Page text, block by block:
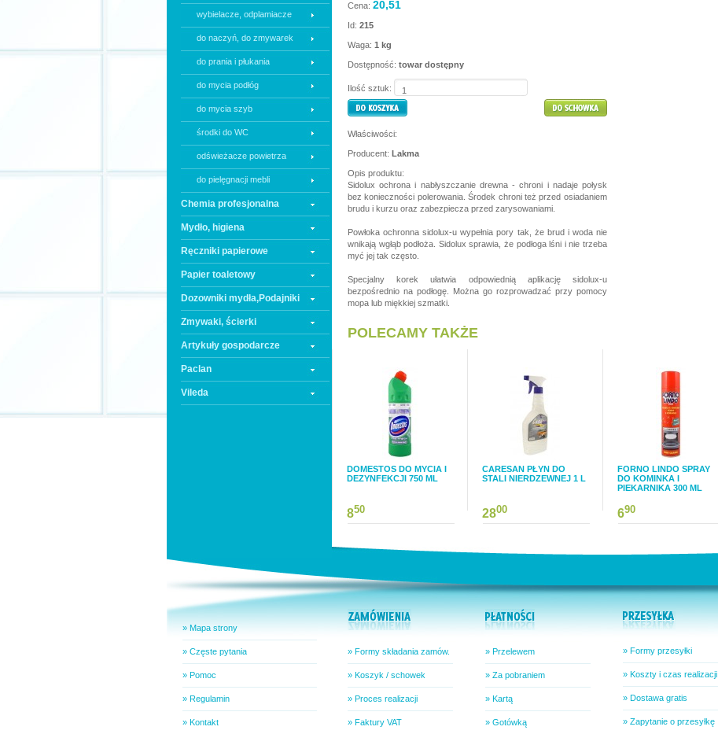
wybielacze, odplamiacze
do naczyń, do zmywarek
do prania i płukania
do mycia podłóg
do mycia szyb
środki do WC
odświeżacze powietrza
do pielęgnacji mebli
Chemia profesjonalna
Mydło, higiena
Ręczniki papierowe
Papier toaletowy
Dozowniki mydła,Podajniki
Zmywaki, ścierki
Artykuły gospodarcze
Paclan
Vileda
Cena: 20,51
Id: 215
Waga: 1 kg
Dostępność: towar dostępny
Ilość sztuk:
Właściwości:
Producent: Lakma
Opis produktu:
Sidolux ochrona i nabłyszczanie drewna - chroni i nadaje połysk
bez konieczności polerowania. Środek chroni też przed osiadaniem
brudu i kurzu oraz zabezpiecza przed zarysowaniami.
Powłoka ochronna sidolux-u wypełnia pory tak, że brud i woda nie
wnikają wgłąb podłoża. Sidolux sprawia, że podłoga lśni i nie trzeba
myć jej tak często.
Specjalny korek ułatwia odpowiednią aplikację sidolux-u
bezpośrednio na podłogę. Można go rozprowadzać przy pomocy
mopa lub miękkiej szmatki.
POLECAMY TAKŻE
DOMESTOS DO MYCIA I
DEZYNFEKCJI 750 ML
850
CARESAN PŁYN DO
STALI NIERDZEWNEJ 1 L
2800
FORNO LINDO SPRAY
DO KOMINKA I
PIEKARNIKA 300 ML
690
» Mapa strony
» Częste pytania
» Pomoc
» Regulamin
» Kontakt
» Formy składania zamów.
» Koszyk / schowek
» Proces realizacji
» Faktury VAT
» Przelewem
» Za pobraniem
» Kartą
» Gotówką
» Formy przesyłki
» Koszty i czas realizacji
» Dostawa gratis
» Zapytanie o przesyłkę